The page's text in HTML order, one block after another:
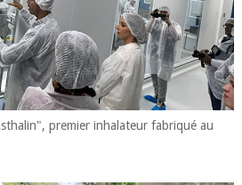
premier inhalateur fabriqué au